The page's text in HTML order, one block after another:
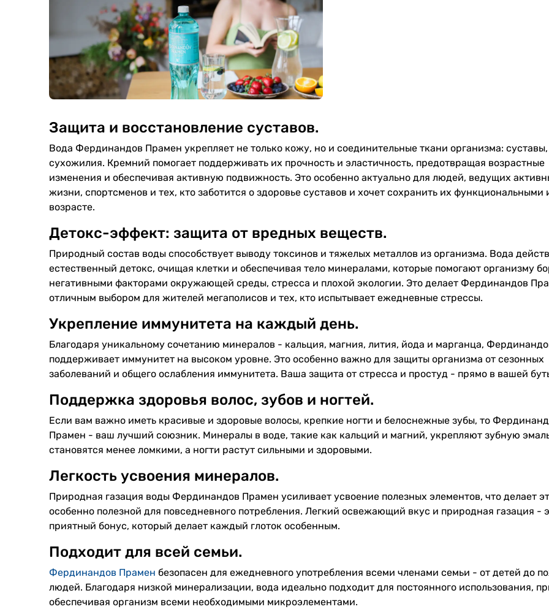
Защита и восстановление суставов.
Вода Фердинандов Прамен укрепляет не только кожу, но и соединительные ткани организма: суставы,
сухожилия. Кремний помогает поддерживать их прочность и эластичность, предотвращая возрастные
изменения и обеспечивая активную подвижность. Это особенно актуально для людей, ведущих
жизни, спортсменов и тех, кто заботится о здоровье суставов и хочет сохранить их функциональными
возрасте.
Детокс-эффект: защита от вредных веществ.
Природный состав воды способствует выводу токсинов и тяжелых металлов из организма. Вода
естественный детокс, очищая клетки и обеспечивая тело минералами, которые помогают организму
негативными факторами окружающей среды, стресса и плохой экологии. Это делает Фердинандов
отличным выбором для жителей мегаполисов и тех, кто испытывает ежедневные стрессы.
Укрепление иммунитета на каждый день.
Благодаря уникальному сочетанию минералов - кальция, магния, лития, йода и марганца,
поддерживает иммунитет на высоком уровне. Это особенно важно для защиты организма от сезонных
заболеваний и общего ослабления иммунитета. Ваша защита от стресса и простуд - прямо в вашей
Поддержка здоровья волос, зубов и ногтей.
Если вам важно иметь красивые и здоровые волосы, крепкие ногти и белоснежные зубы, то
Прамен - ваш лучший союзник. Минералы в воде, такие как кальций и магний, укрепляют зубную
становятся менее ломкими, а ногти растут сильными и здоровыми.
Легкость усвоения минералов.
Природная газация воды Фердинандов Прамен усиливает усвоение полезных элементов, что делает
особенно полезной для повседневного потребления. Легкий освежающий вкус и природная газация -
приятный бонус, который делает каждый глоток особенным.
Подходит для всей семьи.
Фердинандов Прамен безопасен для ежедневного употребления всеми членами семьи - от детей до
людей. Благодаря низкой минерализации, вода идеально подходит для постоянного использования,
обеспечивая организм всеми необходимыми микроэлементами.